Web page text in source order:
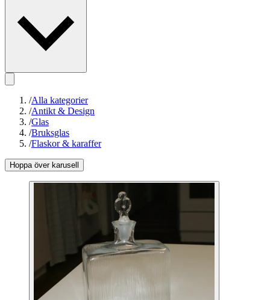
/Alla kategorier
/Antikt & Design
/Glas
/Bruksglas
/Flaskor & karaffer
Hoppa över karusell